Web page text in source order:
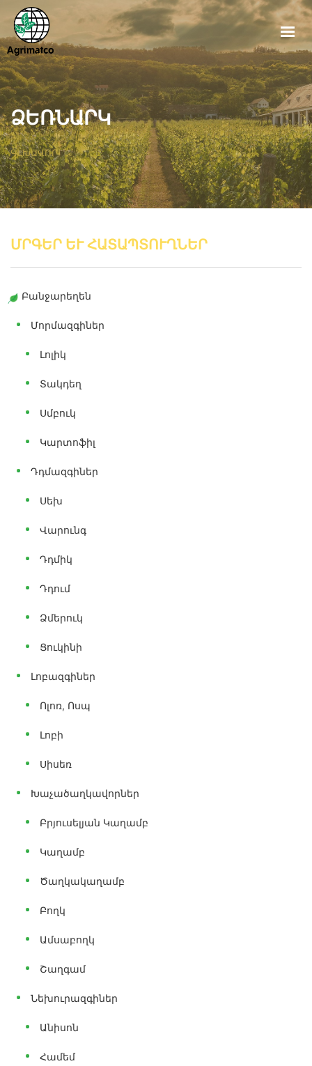
ԳԼԽԱՎՈՐ
ԱՊՐԱՆՔՆԵՐ
ՆՈՐՈՒԹՅՈՒՆՆԵՐ
ՁԵՌՆԱՐԿ
ՄԵՐ ՄԱՍԻՆ
ՀԵՏԱԴԱՐՁ ԿԱՊ
ՀԱՅԵՐԵՆ
ՁԵՌՆԱՐԿ
ԳԼԽԱՎՈՐ
ՄՐԳԵՐ ԵՒ ՀԱՏԱՊՏՈՒՂՆԵՐ
Բանջարեղեն
Մորմազգիներ
Լոլիկ
Տակդեղ
Սմբուկ
Կարտոֆիլ
Դդմազգիներ
Սեխ
Վարունգ
Դդմիկ
Դդում
Ձմերուկ
Ցուկինի
Լոբազգիներ
Ոլոռ, Ոսպ
Լոբի
Սիսեռ
Խաչածաղկավորներ
Բրյուսելյան Կաղամբ
Կաղամբ
Ծաղկակաղամբ
Բողկ
Ամսաբողկ
Շաղգամ
Նեխուրազգիներ
Անիսոն
Համեմ